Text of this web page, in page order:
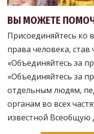
ВЫ МОЖЕТЕ
Присоединяйтесь ко
права человека,
«Объединяйтесь за
«Объединяйтесь за
отдельным людям,
органам во всех
известной Всеобщую